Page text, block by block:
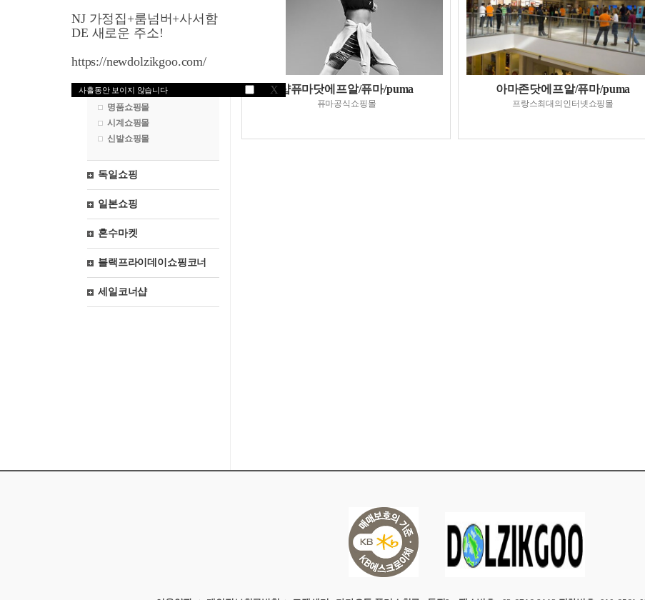
NJ 가정집+룸넘버+사서함
DE 새로운 주소!
https://newdolzikgoo.com/
사흘동안 보이지 않습니다 X
유아제품쇼핑몰
악세서리쇼핑몰
브랜드쇼핑몰
명품쇼핑몰
시계쇼핑몰
신발쇼핑몰
독일쇼핑
일본쇼핑
혼수마켓
블랙프라이데이쇼핑코너
세일코너샵
샵퓨마닷에프알/퓨마/puma
퓨마공식쇼핑몰
아마존닷에프알/퓨마/puma
프랑스최대의인터넷쇼핑몰